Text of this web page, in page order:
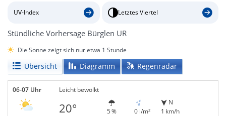
UV-Index Letztes Viertel
Stündliche Vorhersage Bürglen UR
Die Sonne zeigt sich nur etwa 1 Stunde
Übersicht Diagramm Regenradar
06-07 Uhr Leicht bewölkt
20° 5 % 0 l/m²
N
1 km/h